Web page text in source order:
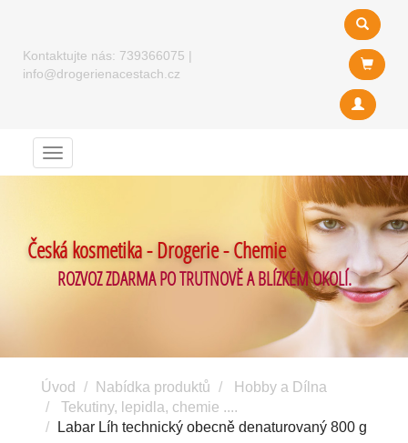
Kontaktujte nás: 739366075 |
info@drogerienacestach.cz
Menu
Česká kosmetika - Drogerie - Chemie
ROZVOZ ZDARMA PO TRUTNOVĚ A BLÍZKÉM OKOLÍ.
Úvod Nabídka produktů
Hobby a Dílna
Tekutiny, lepidla, chemie ....
Labar Líh technický obecně denaturovaný 800 g